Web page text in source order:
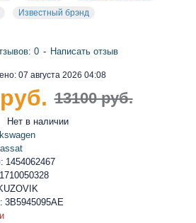
Известный брэнд
1454062467
3B5945095AE
07 августа 2026 04:08
Нет в наличии
0 - Написать отзыв
13100 руб.